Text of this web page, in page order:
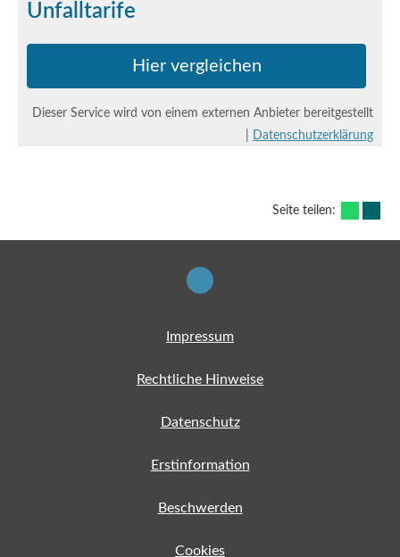
Unfalltarife
Hier ver­gleichen
Dieser Service wird von einem externen Anbieter bereitgestellt
Datenschutzerklärung
Seite teilen:
Impressum
Rechtliche Hinweise
Datenschutz
Erstinformation
Beschwerden
Cookies